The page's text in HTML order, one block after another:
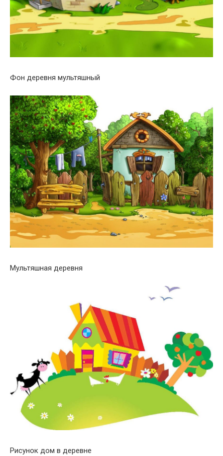
Фон деревня мультяшный
Мультяшная деревня
Рисунок дом в деревне